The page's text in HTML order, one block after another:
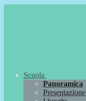
Scuola
Panoramica
Presentazione